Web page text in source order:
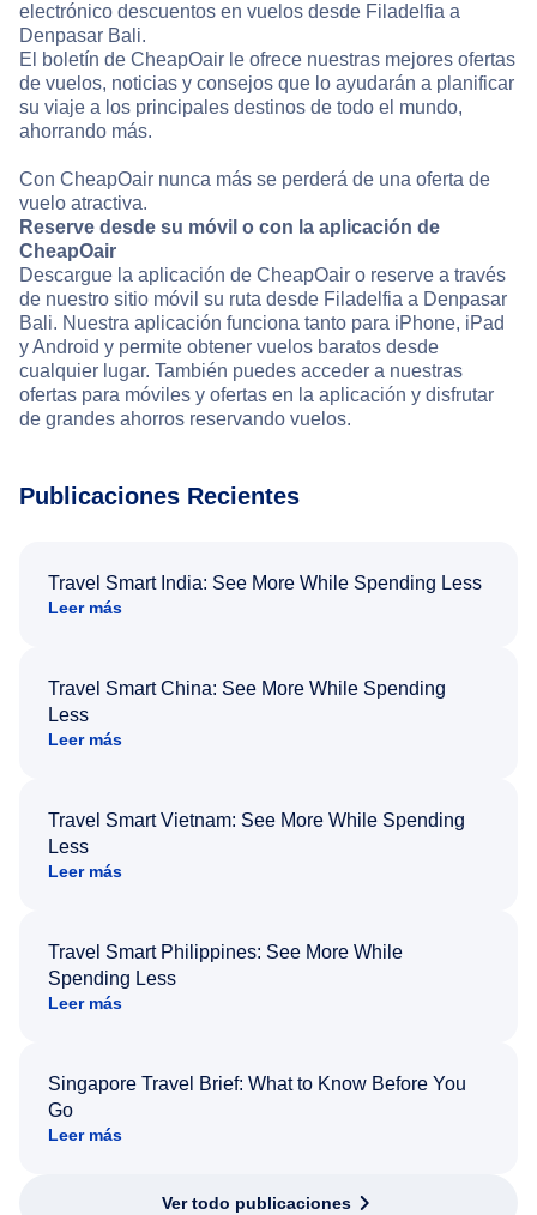
electrónico descuentos en vuelos desde Filadelfia a
Denpasar Bali.
El boletín de CheapOair le ofrece nuestras mejores ofertas
de vuelos, noticias y consejos que lo ayudarán a planificar
su viaje a los principales destinos de todo el mundo,
ahorrando más.
Con CheapOair nunca más se perderá de una oferta de
vuelo atractiva.
Reserve desde su móvil o con la aplicación de
CheapOair
Descargue la aplicación de CheapOair o reserve a través
de nuestro sitio móvil su ruta desde Filadelfia a Denpasar
Bali. Nuestra aplicación funciona tanto para iPhone, iPad
y Android y permite obtener vuelos baratos desde
cualquier lugar. También puedes acceder a nuestras
ofertas para móviles y ofertas en la aplicación y disfrutar
de grandes ahorros reservando vuelos.
Publicaciones Recientes
Travel Smart India: See More While Spending Less
Leer más
Travel Smart China: See More While Spending
Less
Leer más
Travel Smart Vietnam: See More While Spending
Less
Leer más
Travel Smart Philippines: See More While
Spending Less
Leer más
Singapore Travel Brief: What to Know Before You
Go
Leer más
Ver todo publicaciones